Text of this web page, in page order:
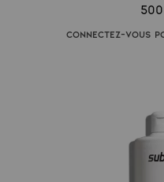
Connectez-vous